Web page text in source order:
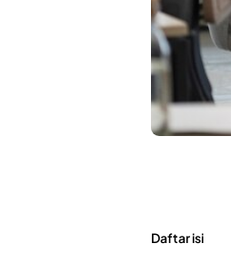
Daftar isi